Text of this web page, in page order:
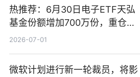
热推荐：6月30日电子ETF天弘
基金份额增加700万份，重仓股
立讯精密、寒武纪、工业富联
2026-07-01
微软计划进行新一轮裁员，将影